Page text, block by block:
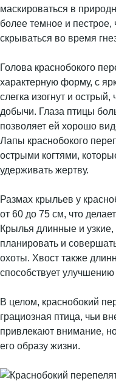
маскироваться в
более темное и пестрое,
скрываться во время
Голова краснобокого
характерную форму, с
слегка изогнут и
добычи. Глаза птицы
позволяет ей хорошо
Лапы краснобокого
острыми когтями,
удерживать жертву.
Размах крыльев у
от 60 до 75 см, что
Крылья длинные и узкие,
планировать и
охоты. Хвост также
способствует
В целом, краснобокий
грациозная птица, чьи
привлекают внимание,
его образу жизни.